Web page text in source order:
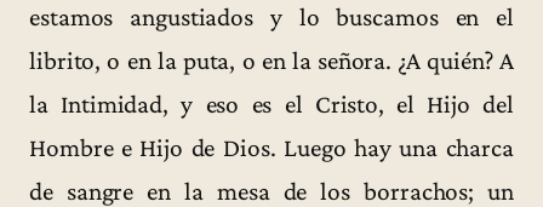
estamos angustiados y lo buscamos en el
librito, o en la puta, o en la señora. ¿A quién? A
la Intimidad, y eso es el Cristo, el Hijo del
Hombre e Hijo de Dios. Luego hay una charca
de sangre en la mesa de los borrachos; un